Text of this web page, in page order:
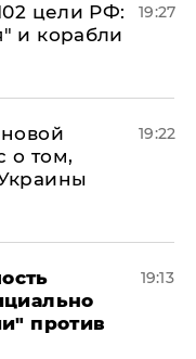
цели РФ:
и корабли
19:27
о том,
19:22
против
19:13